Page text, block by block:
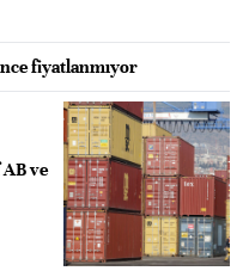
fiyatlanmıyor
ve